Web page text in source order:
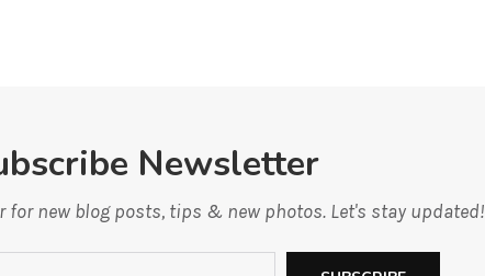
Newsletter
for new blog posts, tips & new photos. Let's stay updated!